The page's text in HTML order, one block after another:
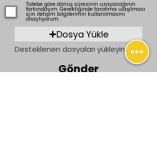
Talebe göre dönüş süresinin uzayacağının
farkındayım. Gerektiğinde tarafıma ulaşılması
için iletişim bilgilerimin kullanılmasını
onaylıyorum.
Dosya Yükle
Desteklenen dosyaları yükleyin (En fazla 15 MB)
Gönder